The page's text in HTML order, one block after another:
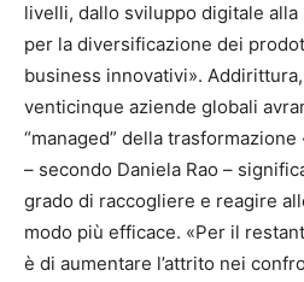
livelli, dallo sviluppo digitale alla
per la diversificazione dei
business innovativi».
venticinque aziende globali
“managed” della
– secondo Daniela Rao –
grado di raccogliere e reagire
modo più efficace. «Per il
è di aumentare l’attrito nei